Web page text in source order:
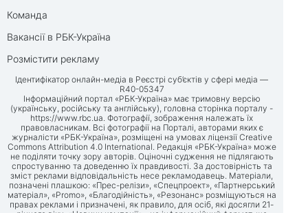
Команда
Вакансії в РБК-Україна
Розмістити рекламу
Ідентифікатор онлайн-медіа в Реєстрі суб’єктів у сфері медіа —
R40-05347
Інформаційний портал «РБК-Україна» має тримовну версію
(українську, російську та англійську), головна сторінка порталу -
https://www.rbc.ua. Фотографії, зображення належать їх
правовласникам. Всі фотографії на Порталі, авторами яких є
журналісти «РБК-Україна», розміщені на умовах ліцензії Creative
Commons Attribution 4.0 International. Редакція «РБК-Україна» може
не поділяти точку зору авторів. Оціночні судження не підлягають
спростуванню та доведенню їх правдивості. За достовірність та
зміст реклами відповідальність несе рекламодавець. Матеріали,
позначені плашкою: «Прес-релізи», «Спецпроект», «Партнерський
матеріал», «Promo», «Благодійність», «Резонанс» розміщуються на
правах реклами і призначені, як правило, для осіб, які досягли 21-